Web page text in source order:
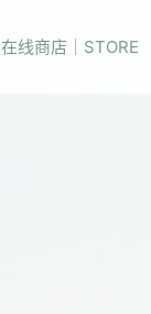
在线商店｜STORE